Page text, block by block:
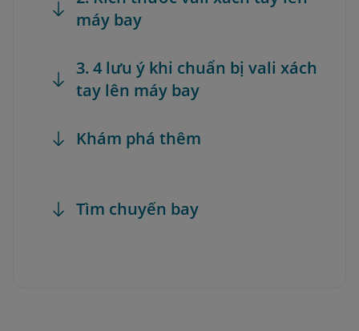
máy bay
3. 4 lưu ý khi chuẩn bị vali xách
tay lên máy bay
Khám phá thêm
Tìm chuyến bay